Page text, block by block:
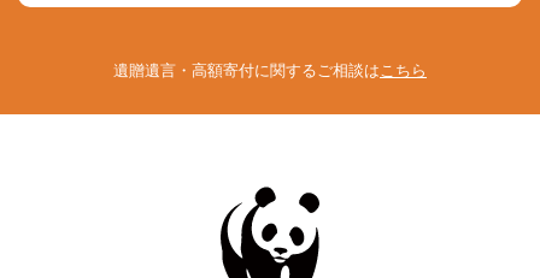
遺贈遺言・高額寄付に関するご相談はこちら